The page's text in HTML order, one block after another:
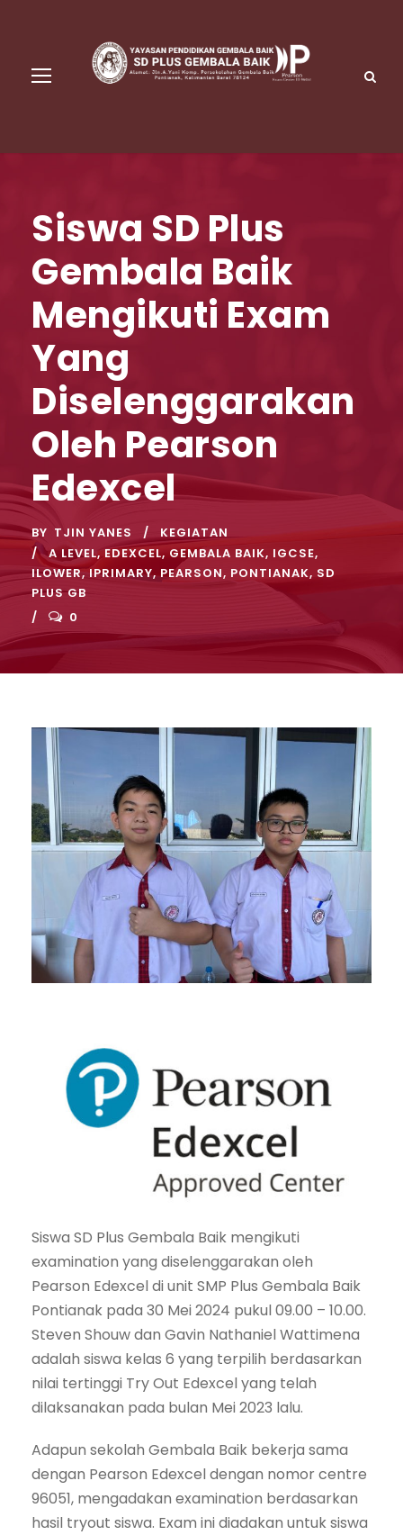
Siswa SD Plus
Gembala Baik
Mengikuti Exam
Yang
Diselenggarakan
Oleh Pearson
Edexcel
BY TJIN YANES
KEGIATAN
A LEVEL, EDEXCEL, GEMBALA BAIK, IGCSE,
ILOWER, IPRIMARY, PEARSON, PONTIANAK, SD
PLUS GB
0
Siswa SD Plus Gembala Baik mengikuti
examination yang diselenggarakan oleh
Pearson Edexcel di unit SMP Plus Gembala Baik
Pontianak pada 30 Mei 2024 pukul 09.00 – 10.00.
Steven Shouw dan Gavin Nathaniel Wattimena
adalah siswa kelas 6 yang terpilih berdasarkan
nilai tertinggi Try Out Edexcel yang telah
dilaksanakan pada bulan Mei 2023 lalu.
Adapun sekolah Gembala Baik bekerja sama
dengan Pearson Edexcel dengan nomor centre
96051, mengadakan examination berdasarkan
hasil tryout siswa. Exam ini diadakan untuk siswa